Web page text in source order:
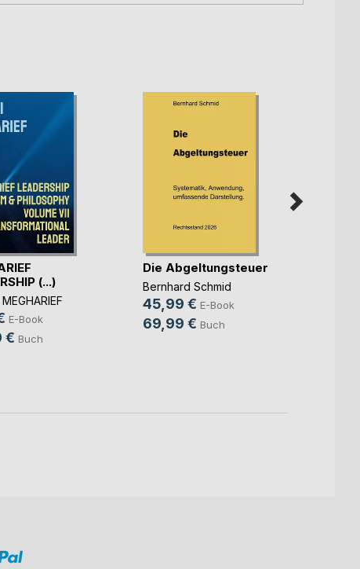
(...)
E-Book
€ Buch
Die Abgeltungsteuer
Bernhard Schmid
45,99 € E-Book
69,99 € Buch